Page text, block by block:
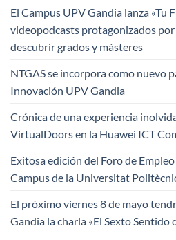
El Campus UPV Gandia lanza «Tu
videopodcasts protagonizados
descubrir grados y másteres
NTGAS se incorpora como nuevo
Innovación UPV Gandia
Crónica de una experiencia
VirtualDoors en la Huawei ICT
Exitosa edición del Foro de
Campus de la Universitat
El próximo viernes 8 de mayo
Gandia la charla «El Sexto